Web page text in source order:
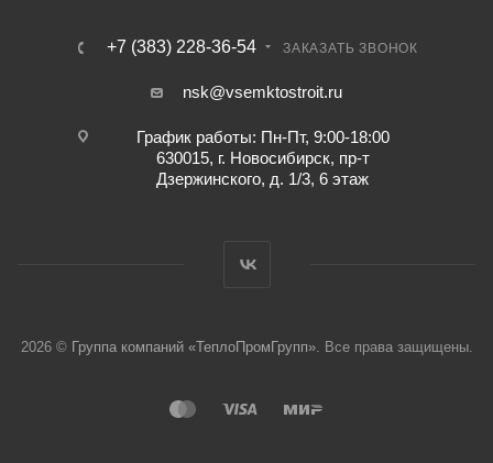
+7 (383) 228-36-54 ЗАКАЗАТЬ ЗВОНОК
nsk@vsemktostroit.ru
График работы: Пн-Пт, 9:00-18:00
630015, г. Новосибирск, пр-т
Дзержинского, д. 1/3, 6 этаж
2026 © Группа компаний «ТеплоПромГрупп». Все права защищены.